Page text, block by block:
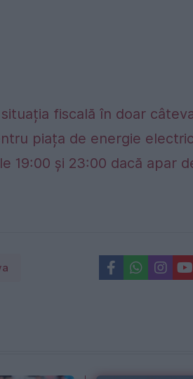
fiscală în doar
piața de energie
19:00 și 23:00 dacă apar